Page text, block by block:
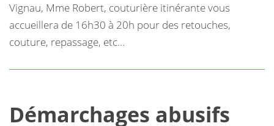
Vignau, Mme Robert, couturière itinérante vous
accueillera de 16h30 à 20h pour des retouches,
couture, repassage, etc…
Démarchages abusifs